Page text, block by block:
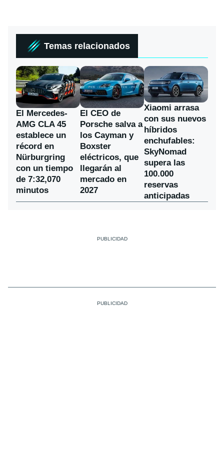
Temas relacionados
El Mercedes-
AMG CLA 45
establece un
récord en
Nürburgring
con un tiempo
de 7:32,070
minutos
El CEO de
Porsche salva a
los Cayman y
Boxster
eléctricos, que
llegarán al
mercado en
2027
Xiaomi arrasa
con sus nuevos
híbridos
enchufables:
SkyNomad
supera las
100.000
reservas
anticipadas